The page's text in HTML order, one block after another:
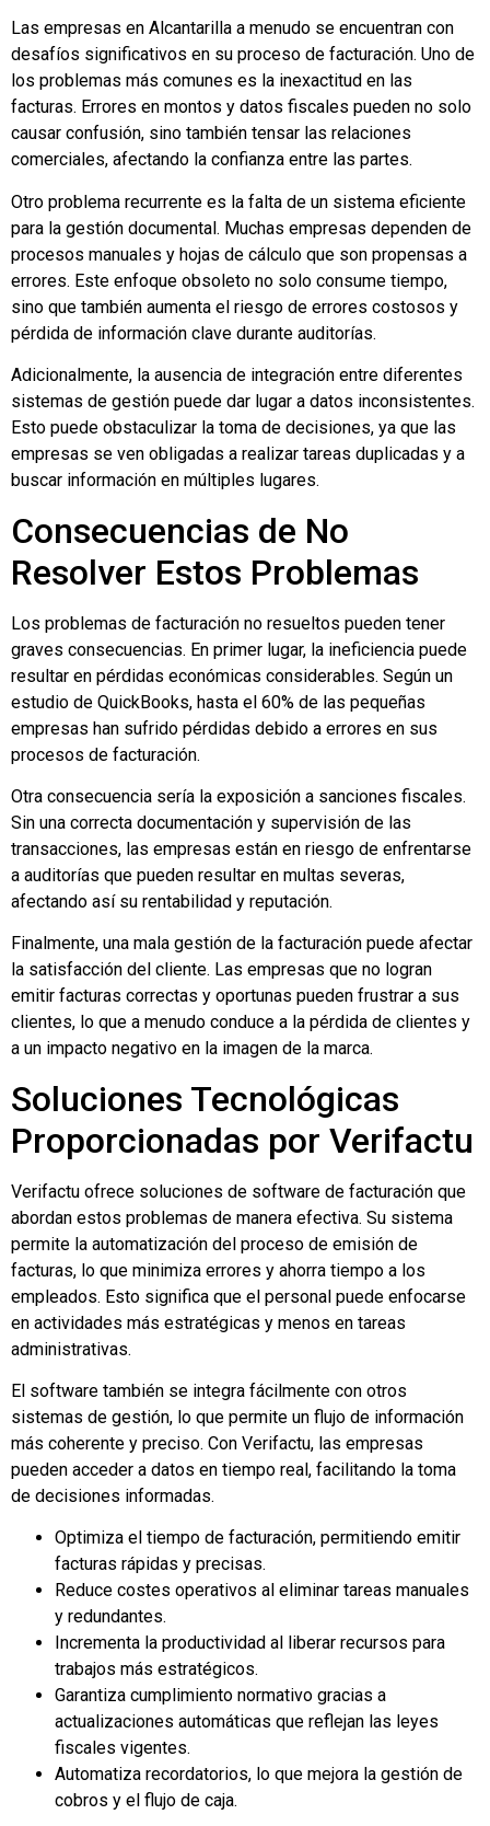
Las empresas en Alcantarilla a menudo se encuentran con
desafíos significativos en su proceso de facturación. Uno de
los problemas más comunes es la inexactitud en las
facturas. Errores en montos y datos fiscales pueden no solo
causar confusión, sino también tensar las relaciones
comerciales, afectando la confianza entre las partes.
Otro problema recurrente es la falta de un sistema eficiente
para la gestión documental. Muchas empresas dependen de
procesos manuales y hojas de cálculo que son propensas a
errores. Este enfoque obsoleto no solo consume tiempo,
sino que también aumenta el riesgo de errores costosos y
pérdida de información clave durante auditorías.
Adicionalmente, la ausencia de integración entre diferentes
sistemas de gestión puede dar lugar a datos inconsistentes.
Esto puede obstaculizar la toma de decisiones, ya que las
empresas se ven obligadas a realizar tareas duplicadas y a
buscar información en múltiples lugares.
Consecuencias de No
Resolver Estos Problemas
Los problemas de facturación no resueltos pueden tener
graves consecuencias. En primer lugar, la ineficiencia puede
resultar en pérdidas económicas considerables. Según un
estudio de QuickBooks, hasta el 60% de las pequeñas
empresas han sufrido pérdidas debido a errores en sus
procesos de facturación.
Otra consecuencia sería la exposición a sanciones fiscales.
Sin una correcta documentación y supervisión de las
transacciones, las empresas están en riesgo de enfrentarse
a auditorías que pueden resultar en multas severas,
afectando así su rentabilidad y reputación.
Finalmente, una mala gestión de la facturación puede afectar
la satisfacción del cliente. Las empresas que no logran
emitir facturas correctas y oportunas pueden frustrar a sus
clientes, lo que a menudo conduce a la pérdida de clientes y
a un impacto negativo en la imagen de la marca.
Soluciones Tecnológicas
Proporcionadas por Verifactu
Verifactu ofrece soluciones de software de facturación que
abordan estos problemas de manera efectiva. Su sistema
permite la automatización del proceso de emisión de
facturas, lo que minimiza errores y ahorra tiempo a los
empleados. Esto significa que el personal puede enfocarse
en actividades más estratégicas y menos en tareas
administrativas.
El software también se integra fácilmente con otros
sistemas de gestión, lo que permite un flujo de información
más coherente y preciso. Con Verifactu, las empresas
pueden acceder a datos en tiempo real, facilitando la toma
de decisiones informadas.
Optimiza el tiempo de facturación, permitiendo emitir
facturas rápidas y precisas.
Reduce costes operativos al eliminar tareas manuales
y redundantes.
Incrementa la productividad al liberar recursos para
trabajos más estratégicos.
Garantiza cumplimiento normativo gracias a
actualizaciones automáticas que reflejan las leyes
fiscales vigentes.
Automatiza recordatorios, lo que mejora la gestión de
cobros y el flujo de caja.